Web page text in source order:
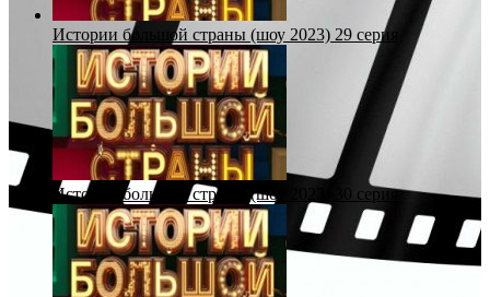
Истории большой страны (шоу 2023) 29 серия
Истории большой страны (шоу 2023) 30 серия